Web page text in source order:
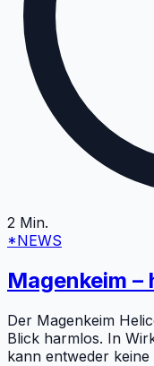
2 Min.
*NEWS
Magenkeim
Der Magenkeim
Blick harmlos. In
kann entweder